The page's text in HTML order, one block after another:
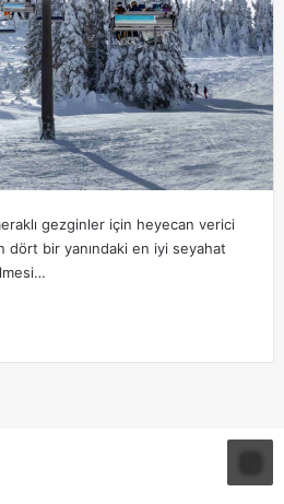
gezginler için heyecan verici
dört bir yanındaki en iyi seyahat